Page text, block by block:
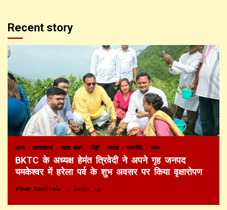
Recent story
अन्य उत्तराखण्ड खास खबर पौड़ी भाजपा राजनीति राज्य
BKTC के अध्यक्ष हेमंत त्रिवेदी ने अपने गृह जनपद
यमकेश्वर में हरेला पर्व के शुभ अवसर पर किया वृक्षारोपण
Vinay Kainthola 3 weeks ago